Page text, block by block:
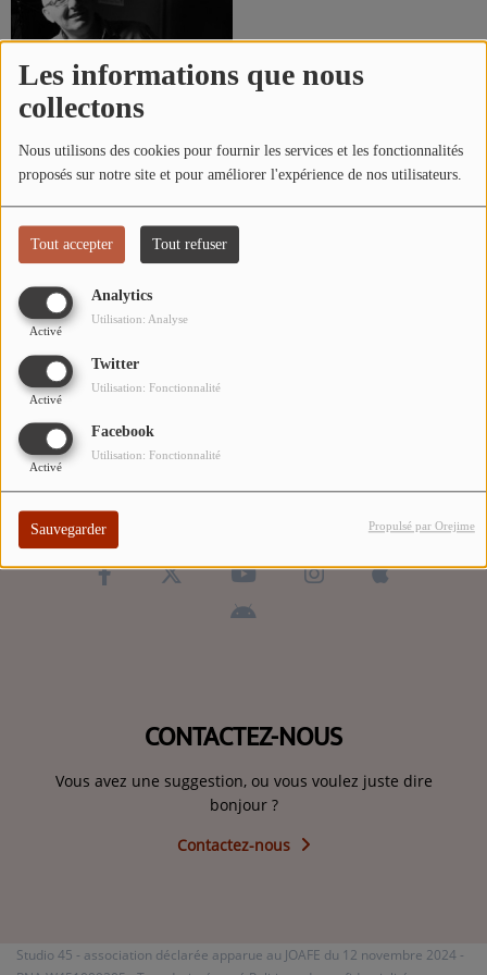
Les informations que nous
collectons
Nous utilisons des cookies pour fournir les services et les fonctionnalités
proposés sur notre site et pour améliorer l'expérience de nos utilisateurs.
Tout accepter Tout refuser
Analytics
Activé
Utilisation: Analyse
Twitter
Activé
Utilisation: Fonctionnalité
Facebook
Activé
Utilisation: Fonctionnalité
Sauvegarder Propulsé par Orejime
L'ÉNERGIE DES 9 ÉTOILES
MIXTAPE ADDICT RADIO SHOW
"SI ON CHANTAIT", L'ÉMISSION
SONS 2 DARONS
La Radio
EQUIPE
PODCASTS
Musique
TITRES DIFFUSÉS
ARTISTES
TOP 10
Contact
Dominique Régnier (Le
Pianiste.com)
CONTACTEZ-NOUS
Vous avez une suggestion, ou vous voulez juste dire
bonjour ?
Contactez-nous
Studio 45 - association déclarée apparue au JOAFE du 12 novembre 2024 -